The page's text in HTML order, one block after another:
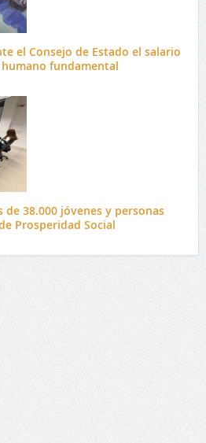
el Consejo de Estado el salario
fundamental
38.000 jóvenes y personas
Prosperidad Social